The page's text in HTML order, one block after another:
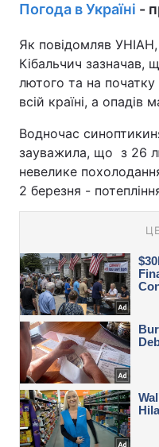
Погода в Україні -
Як повідомляв
Кібальчич зазначав,
лютого та на
всій країні, а опадів
Водночас
зауважила, що з 26
невелике
2 березня -